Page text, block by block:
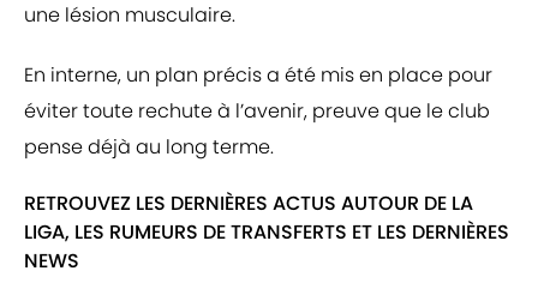
une lésion musculaire.
En interne, un plan précis a été mis en place pour
éviter toute rechute à l’avenir, preuve que le club
pense déjà au long terme.
RETROUVEZ LES DERNIÈRES ACTUS AUTOUR DE LA
LIGA, LES RUMEURS DE TRANSFERTS ET LES DERNIÈRES
NEWS